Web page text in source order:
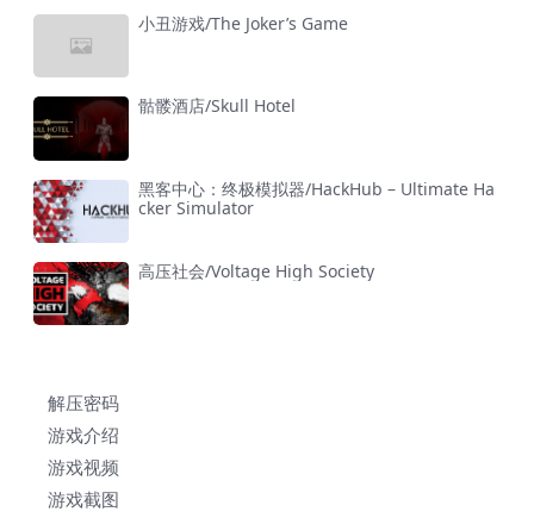
小丑游戏/The Joker’s Game
骷髅酒店/Skull Hotel
黑客中心：终极模拟器/HackHub – Ultimate Ha
cker Simulator
高压社会/Voltage High Society
解压密码
游戏介绍
游戏视频
游戏截图